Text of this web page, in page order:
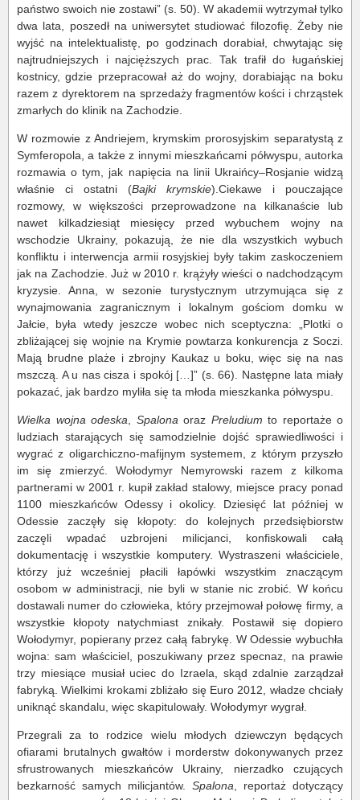
państwo swoich nie zostawi” (s. 50). W akademii wytrzymał tylko
dwa lata, poszedł na uniwersytet studiować filozofię. Żeby nie
wyjść na intelektualistę, po godzinach dorabiał, chwytając się
najtrudniejszych i najcięższych prac. Tak trafił do ługańskiej
kostnicy, gdzie przepracował aż do wojny, dorabiając na boku
razem z dyrektorem na sprzedaży fragmentów kości i chrząstek
zmarłych do klinik na Zachodzie.
W rozmowie z Andriejem, krymskim prorosyjskim separatystą z
Symferopola, a także z innymi mieszkańcami półwyspu, autorka
rozmawia o tym, jak napięcia na linii Ukraińcy–Rosjanie widzą
właśnie ci ostatni (Bajki krymskie).Ciekawe i pouczające
rozmowy, w większości przeprowadzone na kilkanaście lub
nawet kilkadziesiąt miesięcy przed wybuchem wojny na
wschodzie Ukrainy, pokazują, że nie dla wszystkich wybuch
konfliktu i interwencja armii rosyjskiej były takim zaskoczeniem
jak na Zachodzie. Już w 2010 r. krążyły wieści o nadchodzącym
kryzysie. Anna, w sezonie turystycznym utrzymująca się z
wynajmowania zagranicznym i lokalnym gościom domku w
Jałcie, była wtedy jeszcze wobec nich sceptyczna: „Plotki o
zbliżającej się wojnie na Krymie powtarza konkurencja z Soczi.
Mają brudne plaże i zbrojny Kaukaz u boku, więc się na nas
mszczą. A u nas cisza i spokój […]” (s. 66). Następne lata miały
pokazać, jak bardzo myliła się ta młoda mieszkanka półwyspu.
Wielka wojna odeska Spalona oraz Preludium to reportaże o
ludziach starających się samodzielnie dojść sprawiedliwości i
wygrać z oligarchiczno-mafijnym systemem, z którym przyszło
im się zmierzyć. Wołodymyr Nemyrowski razem z kilkoma
partnerami w 2001 r. kupił zakład stalowy, miejsce pracy ponad
1100 mieszkańców Odessy i okolicy. Dziesięć lat później w
Odessie zaczęły się kłopoty: do kolejnych przedsiębiorstw
zaczęli wpadać uzbrojeni milicjanci, konfiskowali całą
dokumentację i wszystkie komputery. Wystraszeni właściciele,
którzy już wcześniej płacili łapówki wszystkim znaczącym
osobom w administracji, nie byli w stanie nic zrobić. W końcu
dostawali numer do człowieka, który przejmował połowę firmy, a
wszystkie kłopoty natychmiast znikały. Postawił się dopiero
Wołodymyr, popierany przez całą fabrykę. W Odessie wybuchła
wojna: sam właściciel, poszukiwany przez specnaz, na prawie
trzy miesiące musiał uciec do Izraela, skąd zdalnie zarządzał
fabryką. Wielkimi krokami zbliżało się Euro 2012, władze chciały
uniknąć skandalu, więc skapitulowały. Wołodymyr wygrał.
Przegrali za to rodzice wielu młodych dziewczyn będących
ofiarami brutalnych gwałtów i morderstw dokonywanych przez
sfrustrowanych mieszkańców Ukrainy, nierzadko czujących
bezkarność samych milicjantów. Spalona , reportaż dotyczący